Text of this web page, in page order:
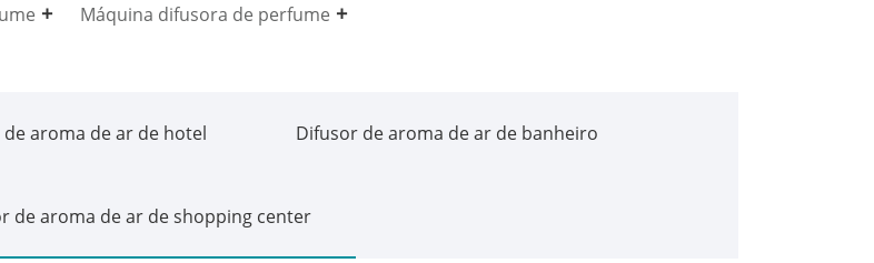
Máquina difusora de perfume
aroma de ar de hotel Difusor de aroma de ar de banheiro
de aroma de ar de shopping center